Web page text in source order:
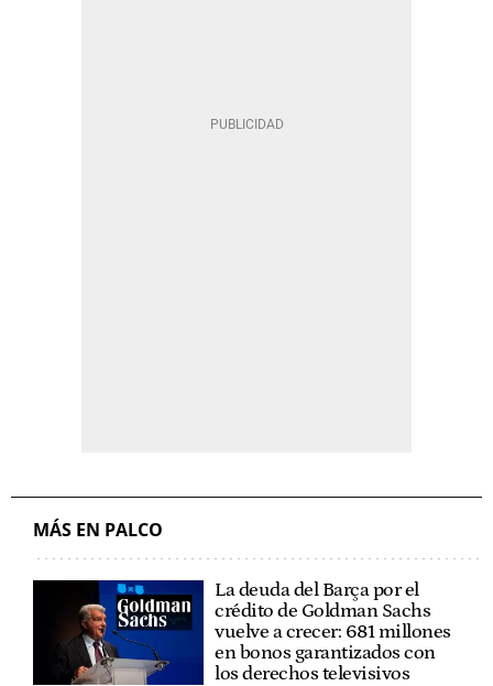
MÁS EN PALCO
La deuda del Barça por el
crédito de Goldman Sachs
vuelve a crecer: 681 millones
en bonos garantizados con
los derechos televisivos